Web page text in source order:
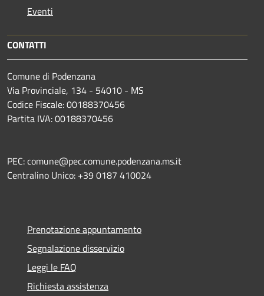
Eventi
CONTATTI
Comune di Podenzana
Via Provinciale, 134 - 54010 - MS
Codice Fiscale: 00188370456
Partita IVA: 00188370456
PEC: comune@pec.comune.podenzana.ms.it
Centralino Unico: +39 0187 410024
Prenotazione appuntamento
Segnalazione disservizio
Leggi le FAQ
Richiesta assistenza